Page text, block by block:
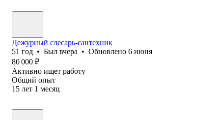
Дежурный слесарь-сантехник
51 год • Был вчера • Обновлено 6 июня
80 000 ₽
Активно ищет работу
Общий опыт
15 лет 1 месяц